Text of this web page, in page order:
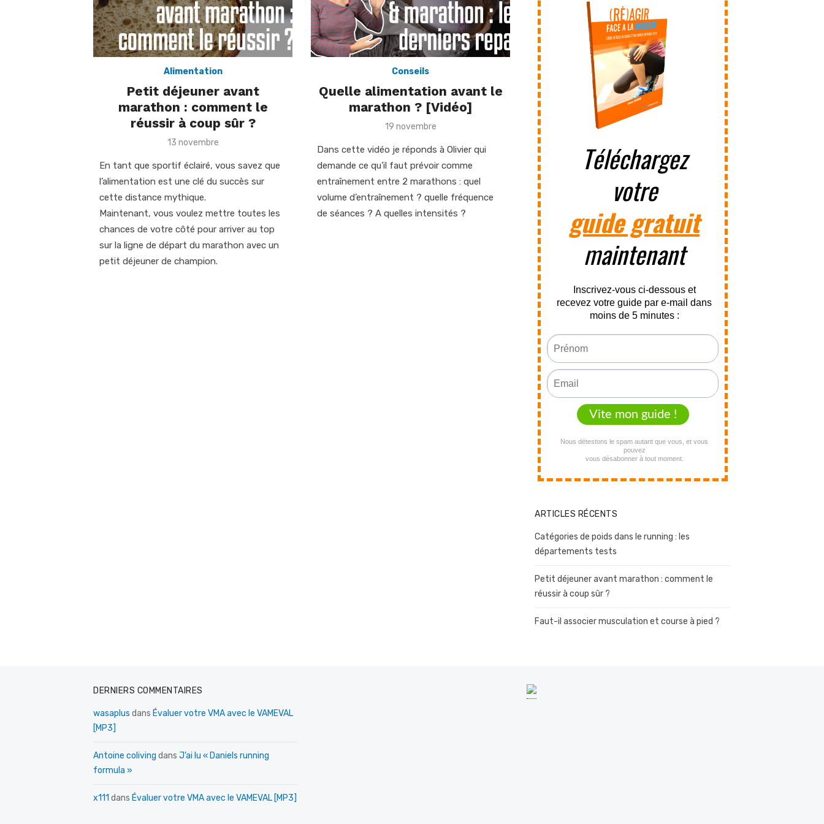
Alimentation
Petit déjeuner avant
marathon : comment le
réussir à coup sûr ?
Posted
13 novembre
En tant que sportif éclairé, vous savez que
l’alimentation est une clé du succès sur
cette distance mythique.
Maintenant, vous voulez mettre toutes les
chances de votre côté pour arriver au top
sur la ligne de départ du marathon avec un
petit déjeuner de champion.
Conseils
Quelle alimentation avant le
marathon ? [Vidéo]
Posted
19 novembre
Dans cette vidéo je réponds à Olivier qui
demande ce qu’il faut prévoir comme
entraînement entre 2 marathons : quel
volume d’entraînement ? quelle fréquence
de séances ? A quelles intensités ?
ARTICLES RÉCENTS
Catégories de poids dans le running : les
départements tests
Petit déjeuner avant marathon : comment le
réussir à coup sûr ?
Faut-il associer musculation et course à pied ?
DERNIERS COMMENTAIRES
wasaplus dans Évaluer votre VMA avec le VAMEVAL
[MP3]
Antoine coliving dans J’ai lu « Daniels running
formula »
x111 dans Évaluer votre VMA avec le VAMEVAL [MP3]